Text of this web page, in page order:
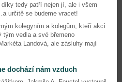
tedy patří nejen jí, ale i všem
určitě se budeme vracet!
kolegyním a kolegům, kteří akci
tým vedla a své břemeno
Landová, ale zásluhy mají
dochází nám vzduch